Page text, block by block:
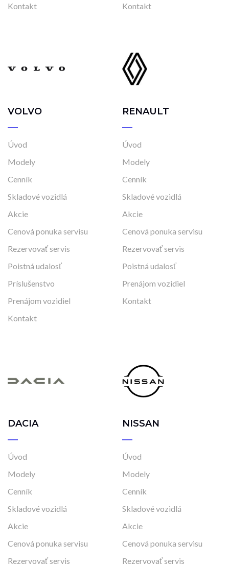
Kontakt
Kontakt
VOLVO
Úvod
Modely
Cenník
Skladové vozidlá
Akcie
Cenová ponuka servisu
Rezervovať servis
Poistná udalosť
Príslušenstvo
Prenájom vozidiel
Kontakt
RENAULT
Úvod
Modely
Cenník
Skladové vozidlá
Akcie
Cenová ponuka servisu
Rezervovať servis
Poistná udalosť
Prenájom vozidiel
Kontakt
DACIA
Úvod
Modely
Cenník
Skladové vozidlá
Akcie
Cenová ponuka servisu
Rezervovať servis
NISSAN
Úvod
Modely
Cenník
Skladové vozidlá
Akcie
Cenová ponuka servisu
Rezervovať servis